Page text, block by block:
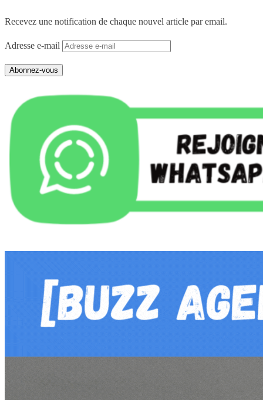
Recevez une notification de chaque nouvel article par email.
Adresse e-mail
Abonnez-vous